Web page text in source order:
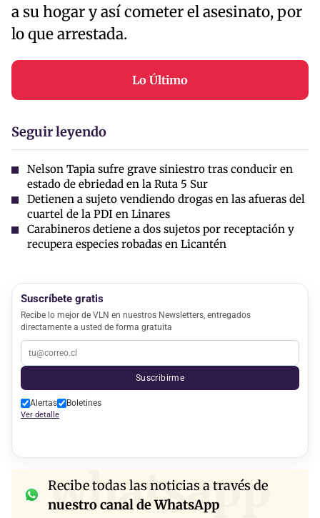
a su hogar y así cometer el asesinato, por
lo que arrestada.
Lo Último
Seguir leyendo
Nelson Tapia sufre grave siniestro tras conducir en
estado de ebriedad en la Ruta 5 Sur
Detienen a sujeto vendiendo drogas en las afueras del
cuartel de la PDI en Linares
Carabineros detiene a dos sujetos por receptación y
recupera especies robadas en Licantén
Suscríbete gratis
Recibe lo mejor de VLN en nuestros Newsletters, entregados
directamente a usted de forma gratuita
Suscribirme
Alertas Boletines
Ver detalle
whatsapp
Recibe todas las noticias a través de
nuestro canal de WhatsApp